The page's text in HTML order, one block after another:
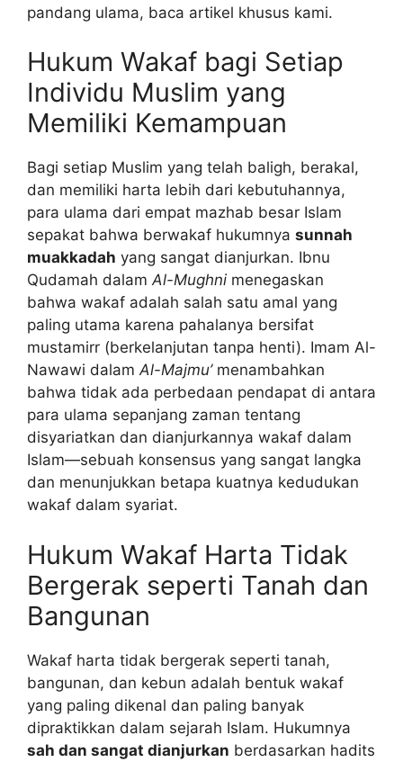
pandang ulama, baca artikel khusus kami.
Hukum Wakaf bagi Setiap
Individu Muslim yang
Memiliki Kemampuan
Bagi setiap Muslim yang telah baligh, berakal,
dan memiliki harta lebih dari kebutuhannya,
para ulama dari empat mazhab besar Islam
sepakat bahwa berwakaf hukumnya sunnah
muakkadah yang sangat dianjurkan. Ibnu
Qudamah dalamAl-Mughni menegaskan
bahwa wakaf adalah salah satu amal yang
paling utama karena pahalanya bersifat
mustamirr (berkelanjutan tanpa henti). Imam Al-
Nawawi dalamAl-Majmu’menambahkan
bahwa tidak ada perbedaan pendapat di antara
para ulama sepanjang zaman tentang
disyariatkan dan dianjurkannya wakaf dalam
Islam—sebuah konsensus yang sangat langka
dan menunjukkan betapa kuatnya kedudukan
wakaf dalam syariat.
Hukum Wakaf Harta Tidak
Bergerak seperti Tanah dan
Bangunan
Wakaf harta tidak bergerak seperti tanah,
bangunan, dan kebun adalah bentuk wakaf
yang paling dikenal dan paling banyak
dipraktikkan dalam sejarah Islam. Hukumnya
sah dan sangat dianjurkan berdasarkan hadits